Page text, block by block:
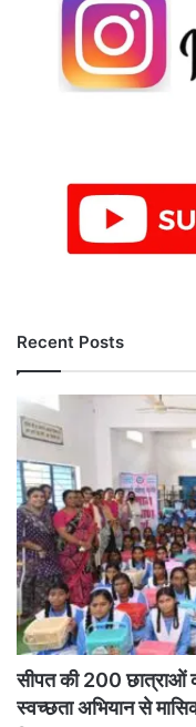
Recent Posts
सीपत की 200 छात्राओं
स्वच्छता अभियान से